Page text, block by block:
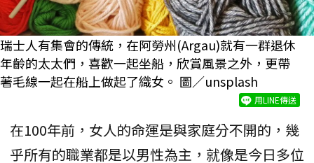
瑞士人有集會的傳統，在阿勞州(Argau)就有一群退休
年齡的太太們，喜歡一起坐船，欣賞風景之外，更帶
著毛線一起在船上做起了織女。 圖／unsplash
用LINE傳送
在100年前，女人的命運是與家庭分不開的，幾
乎所有的職業都是以男性為主，就像是今日多位